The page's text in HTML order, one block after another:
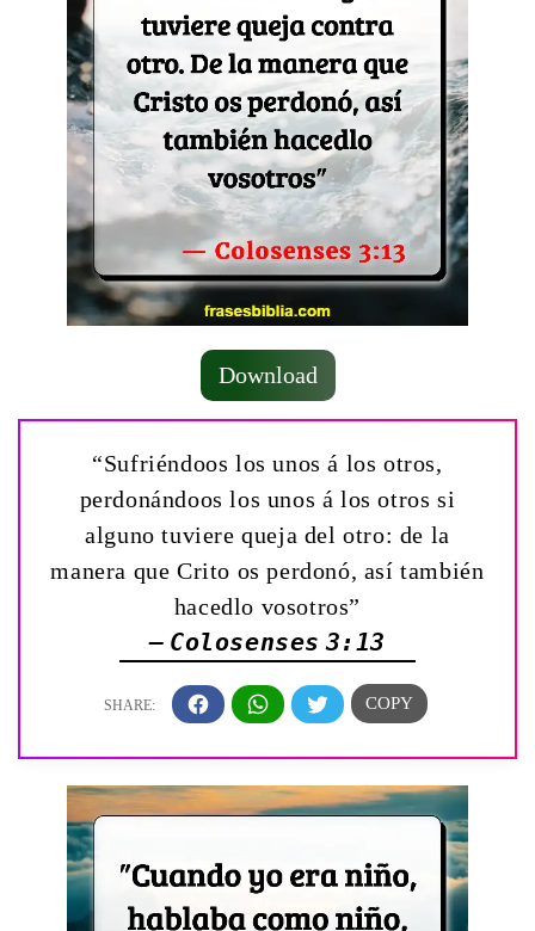
Download
“Sufriéndoos los unos á los otros,
perdonándoos los unos á los otros si
alguno tuviere queja del otro: de la
manera que Crito os perdonó, así también
hacedlo vosotros”
— Colosenses 3:13